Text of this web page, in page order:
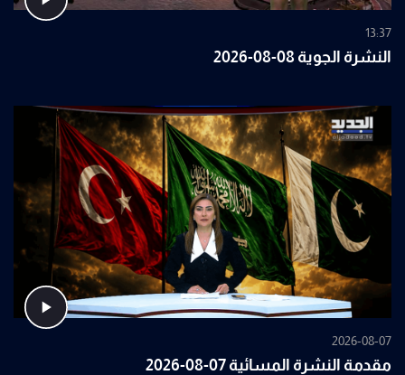
13:37
النشرة الجوية 08-08-2026
2026-08-07
مقدمة النشرة المسائية 07-08-2026